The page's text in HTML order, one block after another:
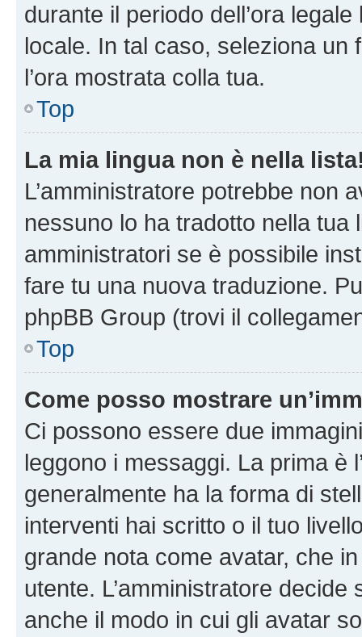
durante il periodo dell’ora
locale. In tal caso, seleziona
l’ora mostrata colla tua.
Top
La mia lingua non è nella
L’amministratore potrebbe non
nessuno lo ha tradotto nella tua
amministratori se è possibile
fare tu una nuova traduzione.
phpBB Group (trovi il
Top
Come posso mostrare
Ci possono essere due
leggono i messaggi. La prima è
generalmente ha la forma di
interventi hai scritto o il tuo
grande nota come avatar, che
utente. L’amministratore
anche il modo in cui gli avatar